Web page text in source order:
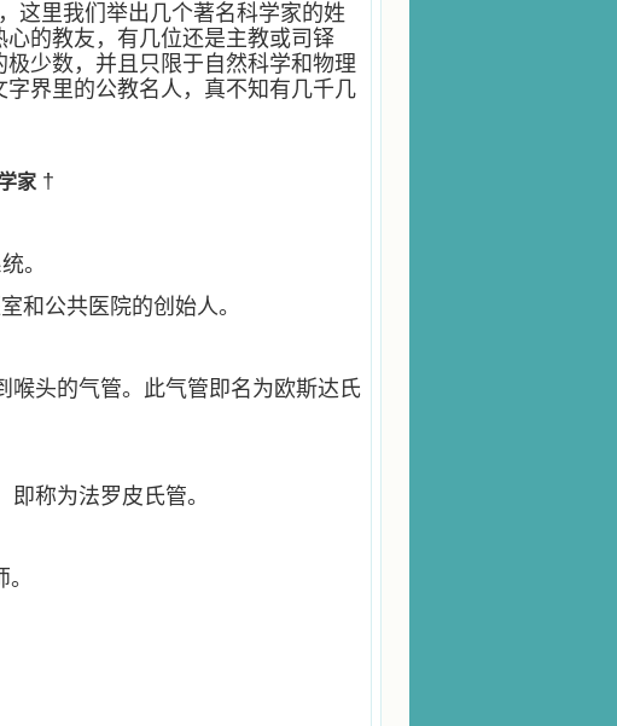
这里我们举出几个著名科学家的姓
的教友，有几位还是主教或司铎
少数，并且只限于自然科学和物理
界里的公教名人，真不知有几千几
家 †
。
和公共医院的创始人。
喉头的气管。此气管即名为欧斯达氏
称为法罗皮氏管。